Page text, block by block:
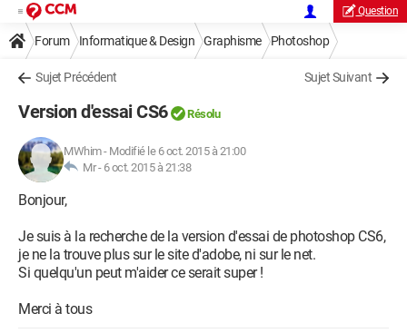
Question
Forum Informatique & Design Graphisme Photoshop
Sujet Précédent Sujet Suivant
Version d'essai CS6 Résolu
MWhim- Modifié le 6 oct. 2015 à 21:00
Mr - 6 oct. 2015 à 21:38
Bonjour,
Je suis à la recherche de la version d'essai de photoshop CS6,
je ne la trouve plus sur le site d'adobe, ni sur le net.
Si quelqu'un peut m'aider ce serait super !
Merci à tous